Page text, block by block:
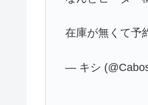
在庫が無くて予
— キシ